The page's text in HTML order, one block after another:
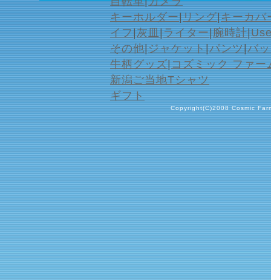
キーホルダー|リング|キーカバ
イフ|灰皿|ライター|腕時計|
その他|ジャケット|パンツ|バ
牛柄グッズ|コズミック ファー
新潟ご当地Tシャツ
ギフト
Copyright(C)2008 Cosmic